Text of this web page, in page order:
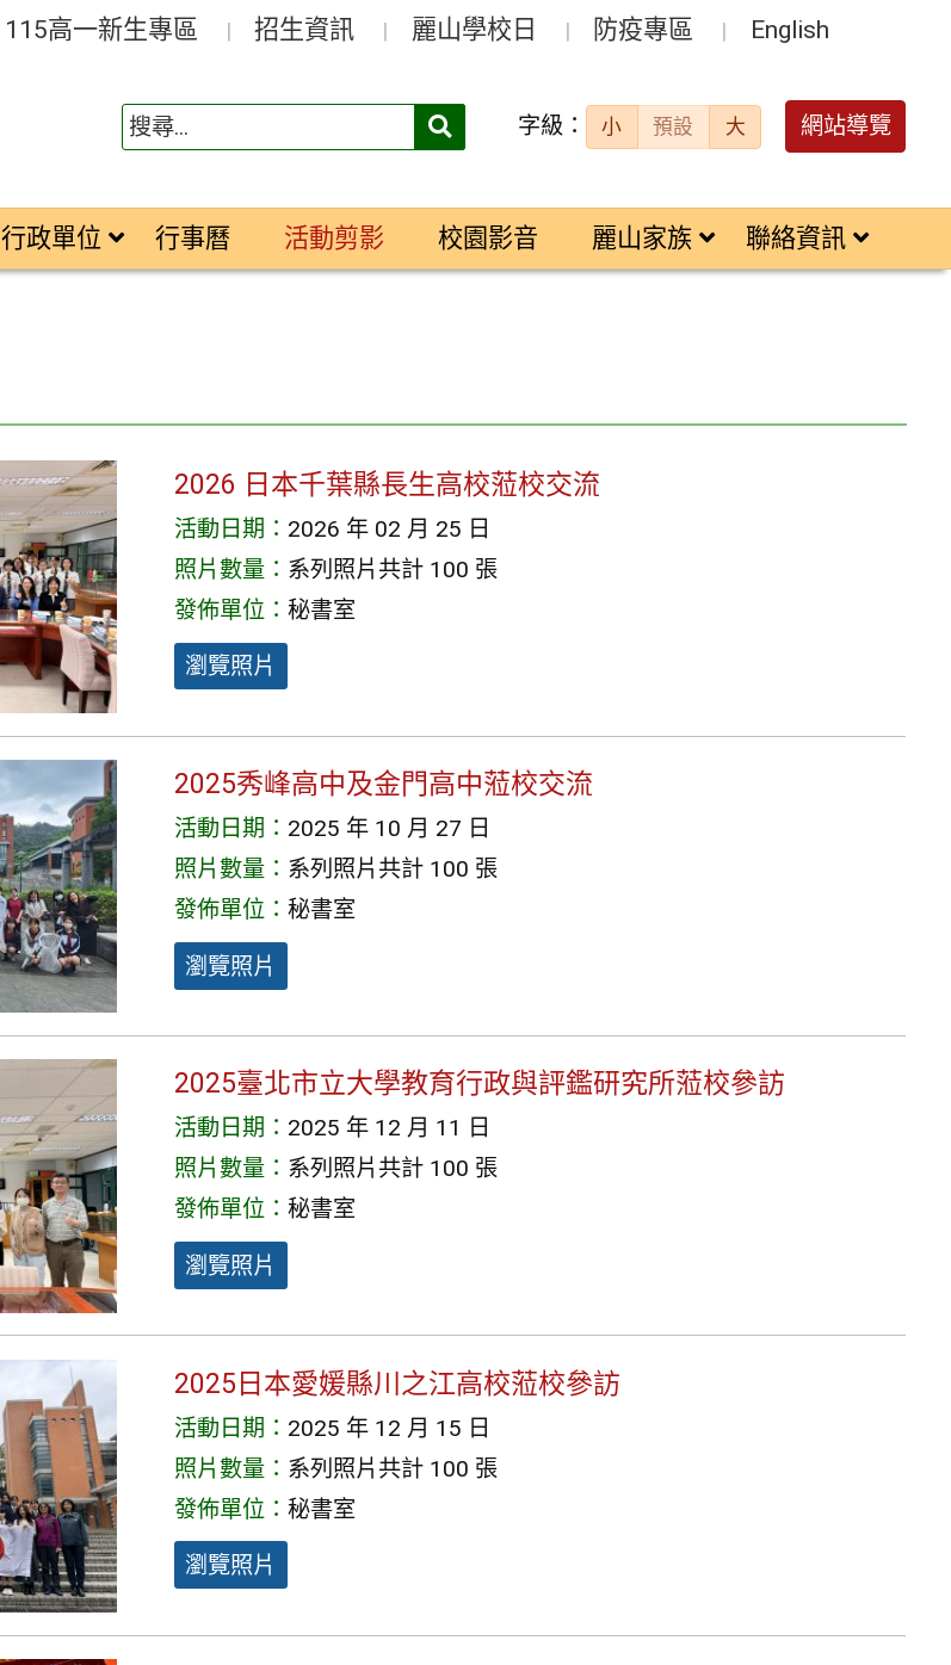
115高一新生專區 招生資訊 麗山學校日 防疫專區 English
搜
字級： 小 預設 大 網站導覽
行政單位 行事曆 活動剪影 校園影音 麗山家族 聯絡資訊
2026 日本千葉縣長生高校蒞校交流
活動日期： 2026 年 02 月 25 日
照片數量： 系列照片共計 100 張
發佈單位： 秘書室
瀏覽照片
2025秀峰高中及金門高中蒞校交流
活動日期： 2025 年 10 月 27 日
照片數量： 系列照片共計 100 張
發佈單位： 秘書室
瀏覽照片
2025臺北市立大學教育行政與評鑑研究所蒞校參訪
活動日期： 2025 年 12 月 11 日
照片數量： 系列照片共計 100 張
發佈單位： 秘書室
瀏覽照片
2025日本愛媛縣川之江高校蒞校參訪
活動日期： 2025 年 12 月 15 日
照片數量： 系列照片共計 100 張
發佈單位： 秘書室
瀏覽照片